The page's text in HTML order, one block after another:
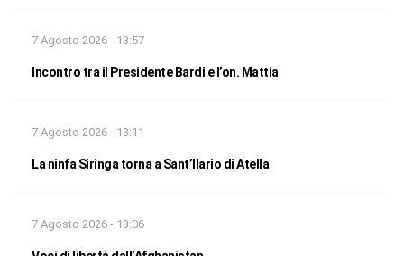
7 Agosto 2026 - 13:57
Incontro tra il Presidente Bardi e l’on. Mattia
7 Agosto 2026 - 13:11
La ninfa Siringa torna a Sant’Ilario di Atella
7 Agosto 2026 - 13:06